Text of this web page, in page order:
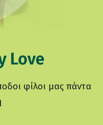
Love
φίλοι μας πάντα